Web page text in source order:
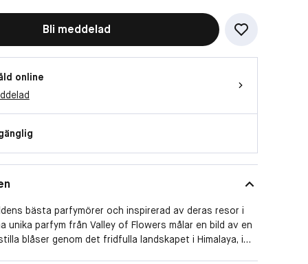
Bli meddelad
online
bästa parfymörer och inspirerad av deras resor i
unika parfym från Valley of Flowers målar en bild av en
blåser genom det fridfulla landskapet i Himalaya, i